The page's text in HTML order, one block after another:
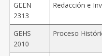
GEEN
2313
Redacción e
GEHS
2010
Proceso